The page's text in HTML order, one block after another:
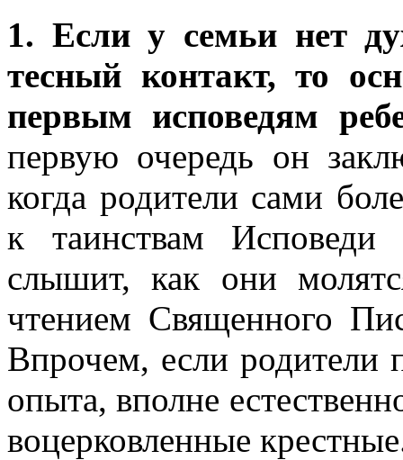
1. Если у семьи нет
тесный контакт, то
первым исповедям
первую очередь он
когда родители сами
к таинствам Исповеди
слышит, как они
чтением Священного
Впрочем, если родители
опыта, вполне
воцерковленные